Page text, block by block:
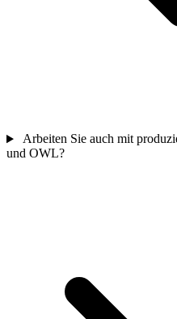
Arbeiten Sie auch mit
und OWL?